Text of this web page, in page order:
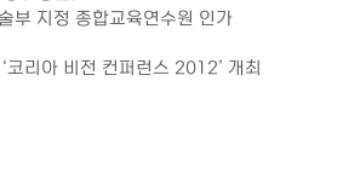
부 지정 종합교육연수원 인가
코리아 비전 컨퍼런스 2012’ 개최